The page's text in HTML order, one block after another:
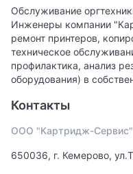
Обслуживание
Инженеры компании
ремонт принтеров,
техническое
профилактика, анализ
оборудования) в
Контакты
ООО "Картридж-Сервис"
650036, г. Кемерово,